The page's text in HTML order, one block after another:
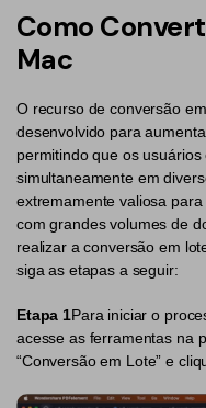
PDF para Word
Juntar PDF
Word para PDF
Leitor de PDF
Mais ferramentas online
Cloud
Organizar PDF
Cortar PDF
Formulário PDF
Assinar PDF
PDF em Lote
Assinar
Redigir
Editar PDF como o
Conhecimento de PDF
Encontre mais tópicos
Soluções de PDF
Educação
Serviço de TI
Jurídico
Saúde
Como
Mac
O recurso de conversão
desenvolvido para
permitindo que os
simultaneamente em
extremamente valiosa
com grandes volumes de
realizar a conversão em
siga as etapas a seguir:
Etapa 1Para iniciar o
acesse as ferramentas na
“Conversão em Lote” e